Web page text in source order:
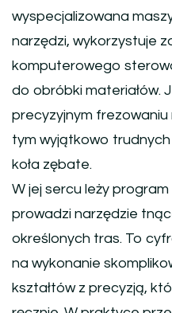
wyspecjalizowana
narzędzi, wykorzystuje
komputerowego
do obróbki materiałów.
precyzyjnym
tym wyjątkowo
koła zębate.
W jej sercu leży
prowadzi narzędzie
określonych tras. To
na wykonanie
kształtów z precyzją,